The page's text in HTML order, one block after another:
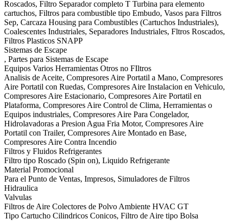
Roscados, Filtro Separador completo T Turbina para elemento
cartuchos, Filtros para combustible tipo Embudo, Vasos para Filtros
Sep, Carcaza Housing para Combustibles (Cartuchos Industriales),
Coalescentes Industriales, Separadores Industriales, Fltros Roscados,
Filtros Plasticos SNAPP
Sistemas de Escape
, Partes para Sistemas de Escape
Equipos Varios Herramientas Otros no FIltros
Analisis de Aceite, Compresores Aire Portatil a Mano, Compresores
Aire Portatil con Ruedas, Compresores Aire Instalacion en Vehiculo,
Compresores Aire Estacionario, Compresores Aire Portatil en
Plataforma, Compresores Aire Control de Clima, Herramientas o
Equipos industriales, Compresores Aire Para Congelador,
Hidrolavadoras a Presion Agua Fria Motor, Compresores Aire
Portatil con Trailer, Compresores Aire Montado en Base,
Compresores Aire Contra Incendio
Filtros y Fluidos Refrigerantes
Filtro tipo Roscado (Spin on), Liquido Refrigerante
Material Promocional
Para el Punto de Ventas, Impresos, Simuladores de Filtros
Hidraulica
Valvulas
Filtros de Aire Colectores de Polvo Ambiente HVAC GT
Tipo Cartucho Cilindricos Conicos, Filtro de Aire tipo Bolsa